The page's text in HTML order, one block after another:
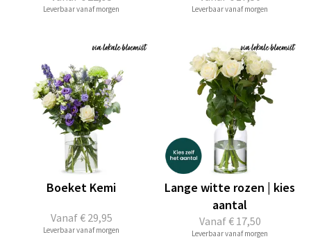
Leverbaar vanaf morgen Leverbaar vanaf morgen
Vanaf€ 29,95
Boeket Kemi
Leverbaar vanaf morgen
Vanaf€ 17,50
Lange witte rozen | kies
aantal
Leverbaar vanaf morgen